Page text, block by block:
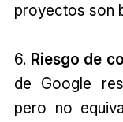
proyectos son
6. Riesgo de
de Google
pero no